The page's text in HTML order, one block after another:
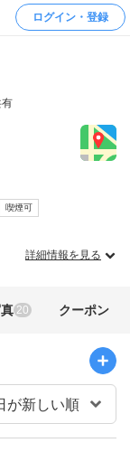
ログイン・登録
喫煙可
詳細情報を見る
20 クーポン